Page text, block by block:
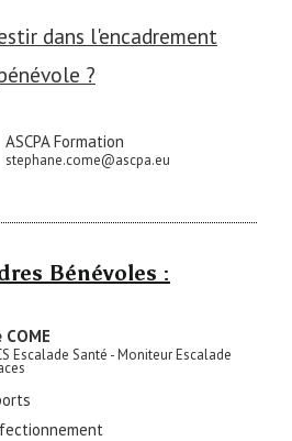
dans l'encadrement
?
ASCPA Formation
stephane.come@ascpa.eu
Bénévoles :
CS Escalade Santé - Moniteur Escalade